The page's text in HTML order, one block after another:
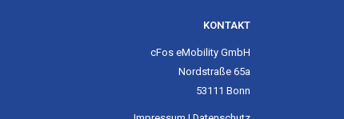
KONTAKT
cFos eMobility GmbH
Nordstraße 65a
53111 Bonn